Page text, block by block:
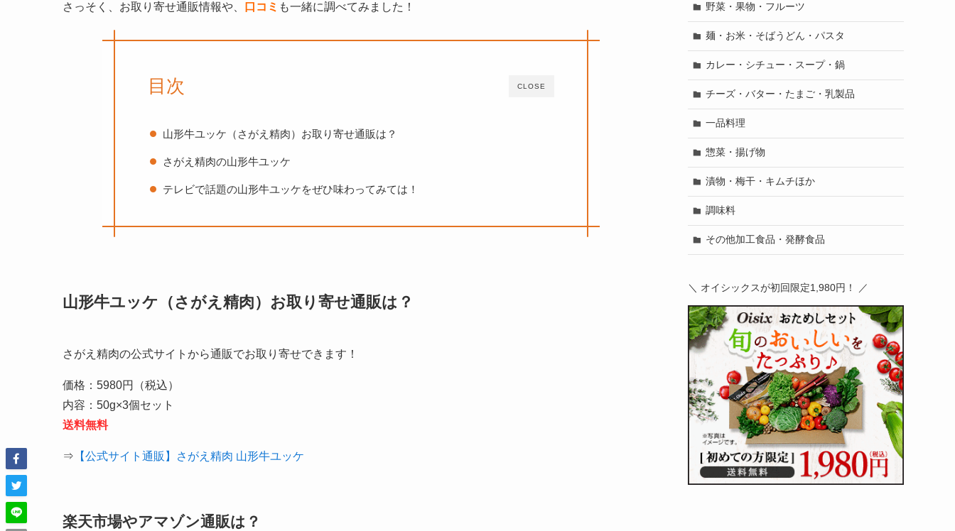
さっそく、お取り寄せ通販情報や、 口コミ も一緒に調べてみました！
CLOSE
目次
山形牛ユッケ（さがえ精肉）お取り寄せ通販は？
さがえ精肉の山形牛ユッケ
テレビで話題の山形牛ユッケをぜひ味わってみては！
山形牛ユッケ（さがえ精肉）お取り寄せ通販は？
さがえ精肉の公式サイトから通販でお取り寄せできます！
価格：5980円（税込）
内容：50g×3個セット
送料無料
⇒ 【公式サイト通販】さがえ精肉 山形牛ユッケ
楽天市場やアマゾン通販は？
野菜・果物・フルーツ
麺・お米・そばうどん・パスタ
カレー・シチュー・スープ・鍋
チーズ・バター・たまご・乳製品
一品料理
惣菜・揚げ物
漬物・梅干・キムチほか
調味料
その他加工食品・発酵食品
＼ オイシックスが初回限定1,980円！ ／